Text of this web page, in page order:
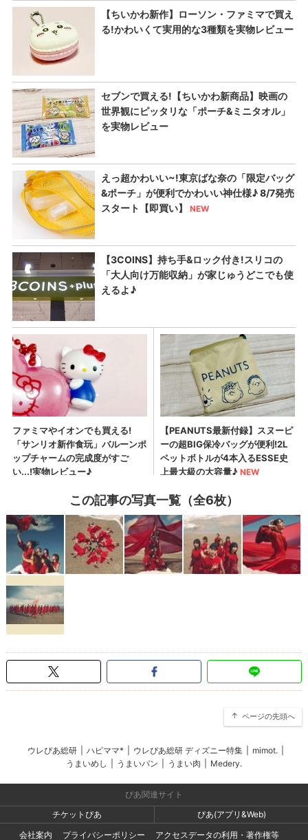
この記事の写真一覧（全6枚）
ページの先頭へ
ウレぴあ総研 ハピママ* ウレぴあ総研 ディズニー特集 mimot.
うまいめし
うまいパン うまい肉 Medery.
ぴあ関連サイト
チケットぴあ
ぴあ(アプリ&Web)
会社案内
プライバシーポリシー アクセスデータの利用・著作権等